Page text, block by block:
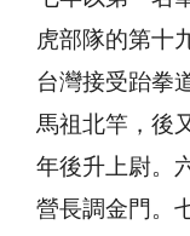
虎部隊的第十
台灣接受跆拳
馬祖北竿，後
年後升上尉。
營長調金門。